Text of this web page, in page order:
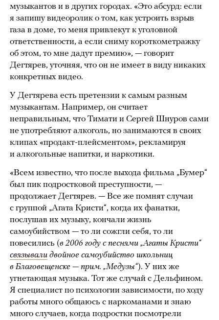
музыкантов и в других городах. «Это абсурд: если
я запишу видеоролик о том, как устроить взрыв
газа в доме, то меня привлекут к уголовной
ответственности, а если сниму короткометражку
об этом, то мне дадут премию», — говорит
Дегтярев, уточняя, что он не имеет в виду никаких
конкретных видео.
У Дегтярева есть претензии к самым разным
музыкантам. Например, он считает
неправильным, что Тимати и Сергей Шнуров сами
не употребляют алкоголь, но занимаются в своих
клипах «продакт-плейсментом», рекламируя
и алкогольные напитки, и наркотики.
«Всем известно, что после выхода фильма „Бумер“
был пик подростковой преступности, —
продолжает Дегтярев. — Все же помнят случаи
с группой „Агата Кристи“, когда их фанатки,
послушав их музыку, кончали жизнь
самоубийством — то ли сожгли себя, то ли
повесились (в 2006 году с песнями „Агаты Кристи“
связывали двойное самоубийство школьниц
в Благовещенске — прим. „Медузы“). У них же
угнетающая музыка. Тот же случай с Дельфином.
Я специалист по психологии зависимости, по ходу
работы много общаюсь с наркоманами и знаю
много случаев, когда подростки посмотрели